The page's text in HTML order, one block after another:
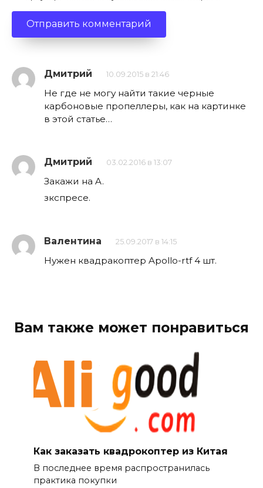
Дмитрий 10.09.2015 в 21:46
Не где не могу найти такие черные
карбоновые пропеллеры, как на картинке
в этой статье…
Дмитрий 03.02.2016 в 13:07
Закажи на A.
зкспресе.
Валентина 25.09.2017 в 14:15
Нужен квадракоптер Apollo-rtf 4 шт.
Вам также может понравиться
Как заказать квадрокоптер из Китая
В последнее время распространилась
практика покупки